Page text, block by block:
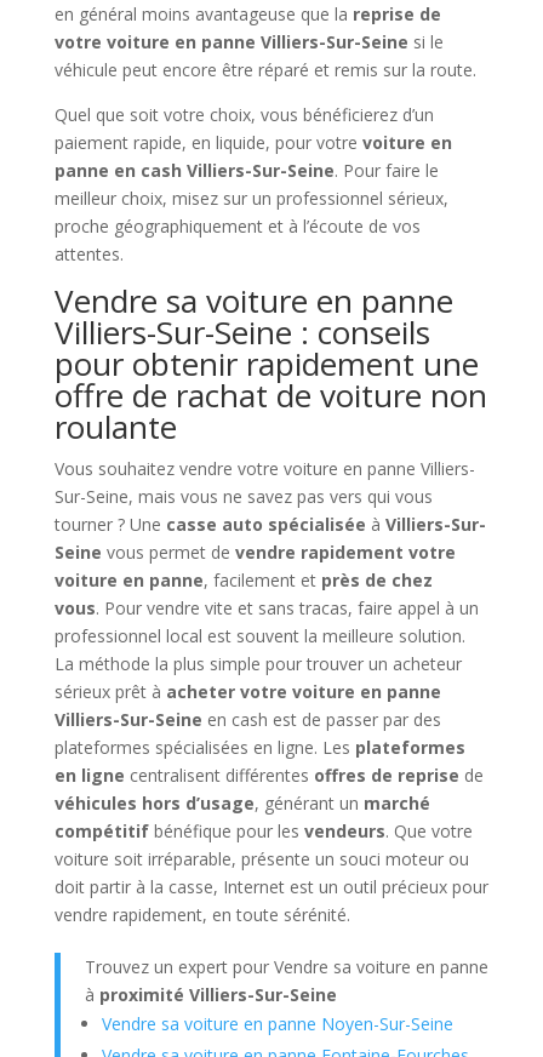
en général moins avantageuse que la reprise de
votre voiture en panne Villiers-Sur-Seine si le
véhicule peut encore être réparé et remis sur la route.
Quel que soit votre choix, vous bénéficierez d’un
paiement rapide, en liquide, pour votre voiture en
panne en cash Villiers-Sur-Seine. Pour faire le
meilleur choix, misez sur un professionnel sérieux,
proche géographiquement et à l’écoute de vos
attentes.
Vendre sa voiture en panne
Villiers-Sur-Seine : conseils
pour obtenir rapidement une
offre de rachat de voiture non
roulante
Vous souhaitez vendre votre voiture en panne Villiers-
Sur-Seine, mais vous ne savez pas vers qui vous
tourner ? Une casse auto spécialisée à Villiers-Sur-
Seine vous permet de vendre rapidement votre
voiture en panne, facilement et près de chez
vous. Pour vendre vite et sans tracas, faire appel à un
professionnel local est souvent la meilleure solution.
La méthode la plus simple pour trouver un acheteur
sérieux prêt à acheter votre voiture en panne
Villiers-Sur-Seine en cash est de passer par des
plateformes spécialisées en ligne. Les plateformes
en ligne centralisent différentes offres de reprise de
véhicules hors d’usage, générant un marché
compétitifbénéfique pour les vendeurs. Que votre
voiture soit irréparable, présente un souci moteur ou
doit partir à la casse, Internet est un outil précieux pour
vendre rapidement, en toute sérénité.
Trouvez un expert pour Vendre sa voiture en panne
à proximité Villiers-Sur-Seine
Vendre sa voiture en panne Noyen-Sur-Seine